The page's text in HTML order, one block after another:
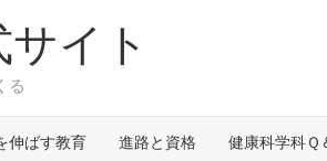
イト
る
伸ばす教育 進路と資格 健康科学科Ｑ